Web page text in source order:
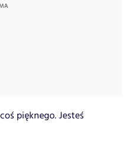
pięknego. Jesteś